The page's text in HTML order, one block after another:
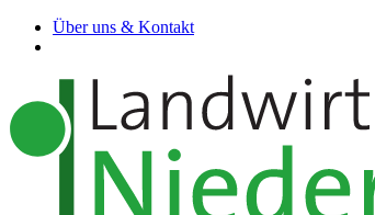
Über uns & Kontakt